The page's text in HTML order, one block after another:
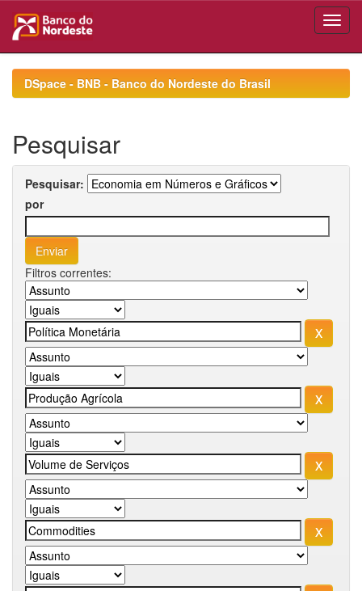
navigationDSpace - BNB - Banco do Nordeste do Brasil
Pesquisar
Pesquisar:
por
Filtros correntes: